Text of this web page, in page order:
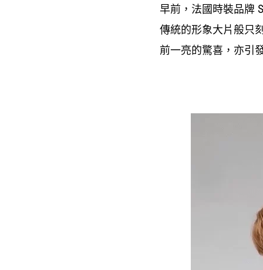
早前 ， 法國時裝品牌
傳統的形象大片般只
前一亮的驚喜 ， 亦引